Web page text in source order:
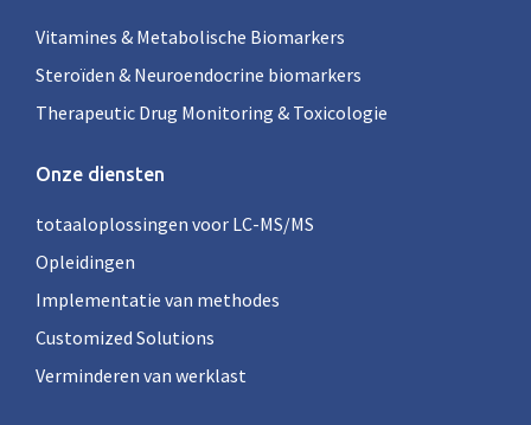
Vitamines & Metabolische Biomarkers
Steroïden & Neuroendocrine biomarkers
Therapeutic Drug Monitoring & Toxicologie
Onze diensten
totaaloplossingen voor LC-MS/MS
Opleidingen
Implementatie van methodes
Customized Solutions
Verminderen van werklast